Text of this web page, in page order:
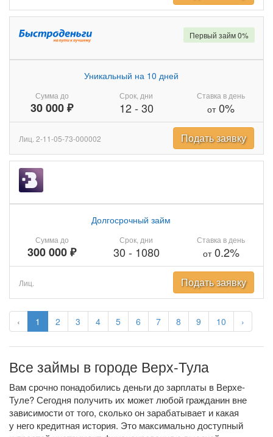
‹ 1 2 3 4 5 6 7 8 9 10 ›
Сумма до
30 000 ₽
Уникальный на 10 дней
Срок, дни
12- 30
Ставка в день
от0%
Первый займ 0%
Лиц. 2-11-05-73-000002 Подать заявку
Сумма до
300 000 ₽
Долгосрочный займ
Срок, дни
30 - 1080
Ставка в день
от0.2%
Лиц. Подать заявку
Все займы в городе Верх-Тула
Вам срочно понадобились деньги до зарплаты в Верхе-
Туле? Сегодня получить их может любой гражданин вне
зависимости от того, сколько он зарабатывает и какая
у него кредитная история. Это максимально доступный